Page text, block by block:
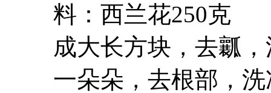
料：西兰花250
成大长方块，去瓤
一朵朵，去根部